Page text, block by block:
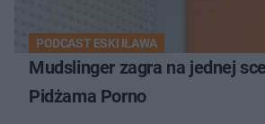
PODCAST ESKI IŁAWA
Mudslinger zagra na jednej
Pidżama Porno